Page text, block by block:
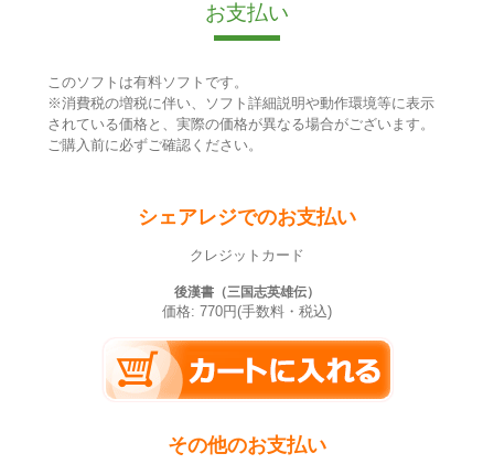
お支払い
このソフトは有料ソフトです。
※消費税の増税に伴い、ソフト詳細説明や動作環境等に表示
されている価格と、実際の価格が異なる場合がございます。
ご購入前に必ずご確認ください。
シェアレジでのお支払い
クレジットカード
後漢書（三国志英雄伝）
価格: 770円(手数料・税込)
その他のお支払い